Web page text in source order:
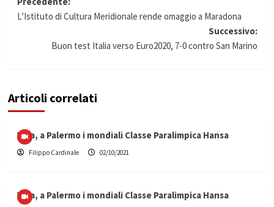
Navigazione
L’Istituto di Cultura Meridionale rende omaggio a Maradona
Successivo:
Buon test Italia verso Euro2020, 7-0 contro San Marino
Articoli correlati
Vela, a Palermo i mondiali Classe Paralimpica Hansa
Filippo Cardinale 02/10/2021
Vela, a Palermo i mondiali Classe Paralimpica Hansa